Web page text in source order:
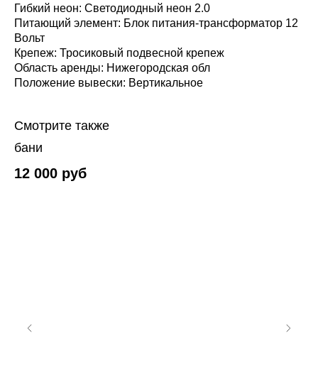
Гибкий неон: Светодиодный неон 2.0
Питающий элемент: Блок питания-трансформатор 12
Вольт
Крепеж: Тросиковый подвесной крепеж
Область аренды: Нижегородская обл
Положение вывески: Вертикальное
Смотрите также
бани
12 000 руб